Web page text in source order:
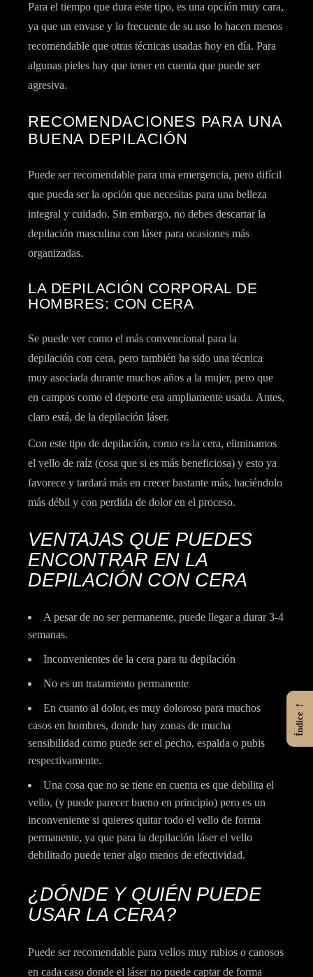
Para el tiempo que dura este tipo, es una opción muy cara,
ya que un envase y lo frecuente de su uso lo hacen menos
recomendable que otras técnicas usadas hoy en día. Para
algunas pieles hay que tener en cuenta que puede ser
agresiva.
RECOMENDACIONES PARA UNA
BUENA DEPILACIÓN
Puede ser recomendable para una emergencia, pero difícil
que pueda ser la opción que necesitas para una belleza
integral y cuidado. Sin embargo, no debes descartar la
depilación masculina con láser para ocasiones más
organizadas.
LA DEPILACIÓN CORPORAL DE
HOMBRES: CON CERA
Se puede ver como el más convencional para la
depilación con cera, pero también ha sido una técnica
muy asociada durante muchos años a la mujer, pero que
en campos como el deporte era ampliamente usada. Antes,
claro está, de la depilación láser.
Con este tipo de depilación, como es la cera, eliminamos
el vello de raíz (cosa que si es más beneficiosa) y esto ya
favorece y tardará más en crecer bastante más, haciéndolo
más débil y con perdida de dolor en el proceso.
VENTAJAS QUE PUEDES
ENCONTRAR EN LA
DEPILACIÓN CON CERA
A pesar de no ser permanente, puede llegar a durar 3-4
semanas.
Inconvenientes de la cera para tu depilación
No es un tratamiento permanente
En cuanto al dolor, es muy doloroso para muchos
casos en hombres, donde hay zonas de mucha
sensibilidad como puede ser el pecho, espalda o pubis
respectivamente.
Una cosa que no se tiene en cuenta es que debilita el
vello, (y puede parecer bueno en principio) pero es un
inconveniente si quieres quitar todo el vello de forma
permanente, ya que para la depilación láser el vello
debilitado puede tener algo menos de efectividad.
¿DÓNDE Y QUIÉN PUEDE
USAR LA CERA?
Puede ser recomendable para vellos muy rubios o canosos
en cada caso donde el láser no puede captar de forma
←
Índice